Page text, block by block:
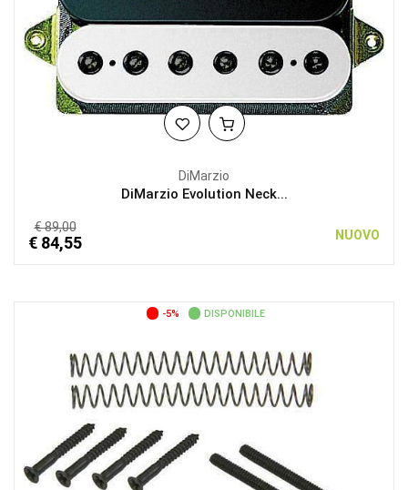
DiMarzio
DiMarzio Evolution Neck...
€ 89,00
€ 84,55 NUOVO
-5% DISPONIBILE